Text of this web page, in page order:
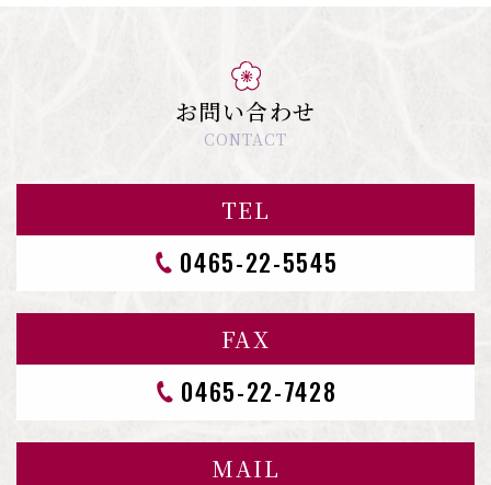
お問い合わせ
CONTACT
TEL
0465-22-5545
FAX
0465-22-7428
MAIL